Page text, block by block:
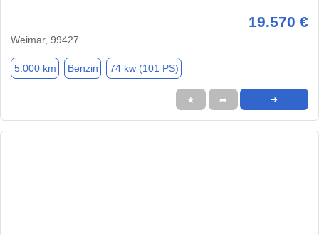
19.570 €
Weimar, 99427
5.000 km Benzin 74 kw (101 PS)
★ ➦ ➜